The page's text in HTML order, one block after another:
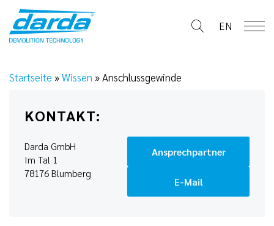
content
EN
Startseite »Wissen »Anschlussgewinde
KONTAKT:
Darda GmbH
Im Tal 1
78176 Blumberg
Ansprechpartner
E-Mail